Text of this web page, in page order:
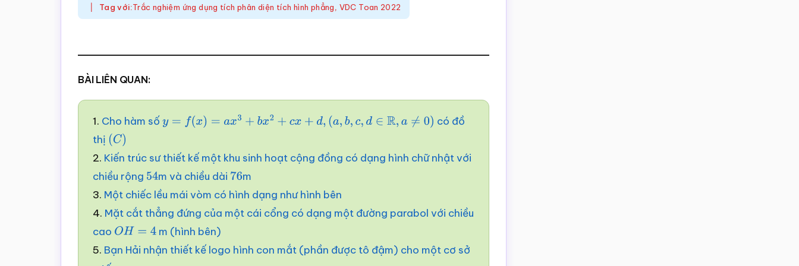
Tag với:Trắc nghiệm ứng dụng tích phân diện tích hình phẳng, VDC Toan 2022
BÀI LIÊN QUAN:
1. Cho hàm số y=f( x)=a x3 +bx2 +c x+d ,(a,b, c,d∈ R,a ≠0 )
có đồ
thị (C)
2. Kiến trúc sư thiết kế một khu sinh hoạt cộng đồng có dạng hình chữ nhật với
chiều rộng 54m và chiều dài 76m
3. Một chiếc lều mái vòm có hình dạng như hình bên
4. Mặt cắt thẳng đứng của một cái cổng có dạng một đường parabol với chiều
cao OH= 4
m (hình bên)
5. Bạn Hải nhận thiết kế logo hình con mắt (phần được tô đậm) cho một cơ sở